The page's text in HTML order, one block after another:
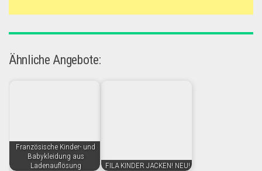
Ähnliche Angebote:
Französische Kinder- und
Babykleidung aus
Ladenauflösung
FILA KINDER JACKEN! NEU!